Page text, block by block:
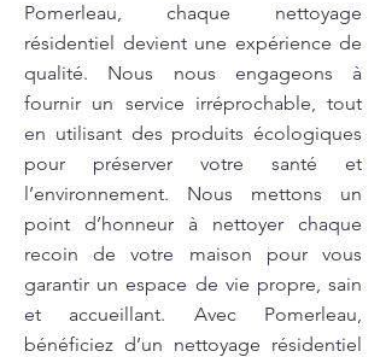
Pomerleau, chaque nettoyage
résidentiel devient une expérience de
qualité. Nous nous engageons à
fournir un service irréprochable, tout
en utilisant des produits écologiques
pour préserver votre santé et
l’environnement. Nous mettons un
point d’honneur à nettoyer chaque
recoin de votre maison pour vous
garantir un espace de vie propre, sain
et accueillant. Avec Pomerleau,
bénéficiez d’un nettoyage résidentiel